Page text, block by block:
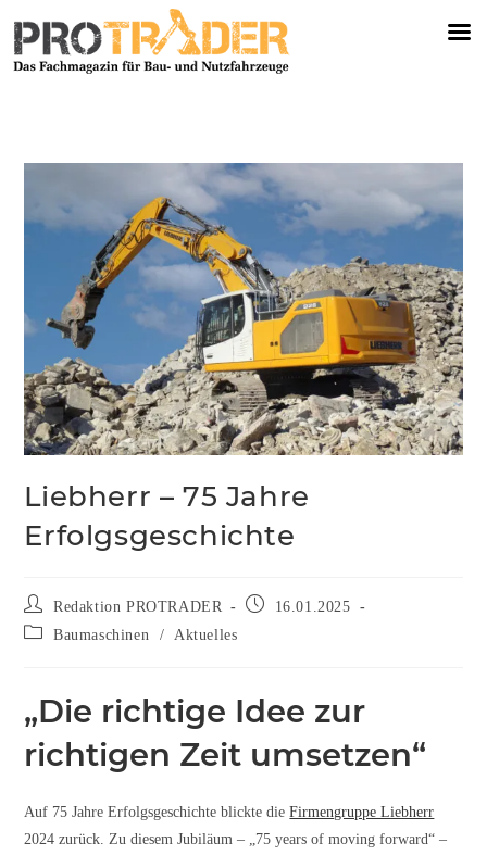
Liebherr – 75 Jahre
Erfolgsgeschichte
Redaktion PROTRADER
16.01.2025
Baumaschinen
/ Aktuelles
„Die richtige Idee zur
richtigen Zeit umsetzen“
Auf 75 Jahre Erfolgsgeschichte blickte dieFirmengruppe Liebherr
2024 zurück. Zu diesem Jubiläum – „75 years of moving forward“ –